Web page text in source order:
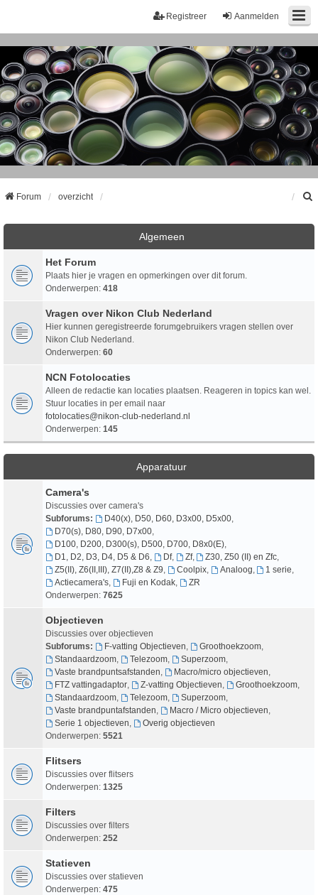
Aanmelden
Registreer
Forum overzicht
Algemeen
Het Forum
Plaats hier je vragen en opmerkingen over dit forum.
Onderwerpen: 418
Vragen over Nikon Club Nederland
Hier kunnen geregistreerde forumgebruikers vragen stellen over
Nikon Club Nederland.
Onderwerpen: 60
NCN Fotolocaties
Alleen de redactie kan locaties plaatsen. Reageren in topics kan wel.
Stuur locaties in per email naar
fotolocaties@nikon-club-nederland.nl
Onderwerpen: 145
Apparatuur
Camera's
Discussies over camera's
Subforums:
D40(x), D50, D60, D3x00, D5x00,
D70(s), D80, D90, D7x00,
D100, D200, D300(s), D500, D700, D8x0(E),
D1, D2, D3, D4, D5 & D6
Df, Zf, Z30, Z50 (II) en Zfc
Z5(II), Z6(II,III), Z7(II),Z8 & Z9
Coolpix, Analoog 1 serie
Actiecamera's, Fuji en Kodak,
ZR
Onderwerpen: 7625
Objectieven
Discussies over objectieven
Subforums:
F-vatting Objectieven Groothoekzoom,
Standaardzoom, Telezoom, Superzoom,
Vaste brandpuntsafstanden
Macro/micro objectieven
FTZ vattingadaptor, Z-vatting Objectieven Groothoekzoom,
Standaardzoom, Telezoom, Superzoom,
Vaste brandpuntafstanden
Macro / Micro objectieven
Serie 1 objectieven
Overig objectieven
Onderwerpen: 5521
Flitsers
Discussies over flitsers
Onderwerpen: 1325
Filters
Discussies over filters
Onderwerpen: 252
Statieven
Discussies over statieven
Onderwerpen: 475